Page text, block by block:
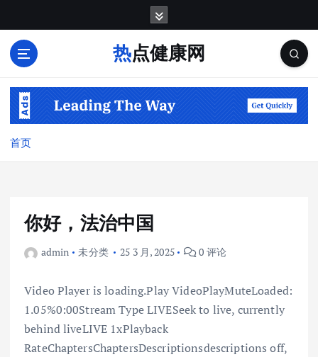
热点健康网
首页
你好，法治中国
admin 未分类 25 3 月, 2025 0 评论
Video Player is loading.Play VideoPlayMuteLoaded:
1.05%0:00Stream Type LIVESeek to live, currently
behind liveLIVE 1xPlayback
RateChaptersChaptersDescriptionsdescriptions off,